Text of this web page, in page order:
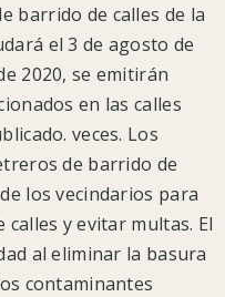
barrido de calles de la
el 3 de agosto de
2020, se emitirán
en las calles
veces. Los
de barrido de
los vecindarios para
y evitar multas. El
al eliminar la basura
contaminantes